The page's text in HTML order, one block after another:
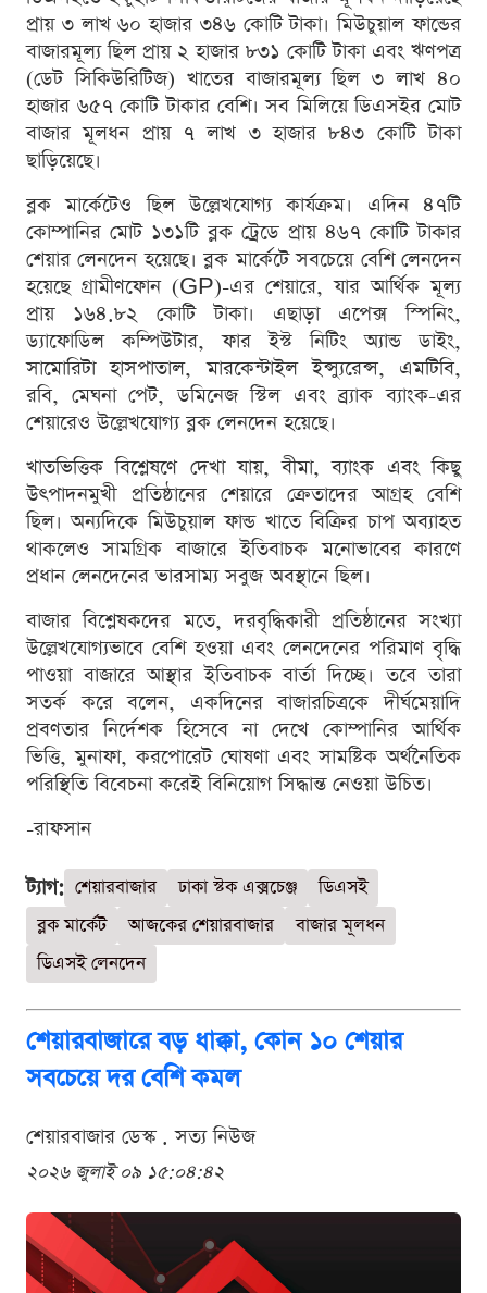
প্রায় ৩ লাখ ৬০ হাজার ৩৪৬ কোটি টাকা। মিউচুয়াল ফান্ডের
বাজারমূল্য ছিল প্রায় ২ হাজার ৮৩১ কোটি টাকা এবং ঋণপত্র
(ডেট সিকিউরিটিজ) খাতের বাজারমূল্য ছিল ৩ লাখ ৪০
হাজার ৬৫৭ কোটি টাকার বেশি। সব মিলিয়ে ডিএসইর মোট
বাজার মূলধন প্রায় ৭ লাখ ৩ হাজার ৮৪৩ কোটি টাকা
ছাড়িয়েছে।
ব্লক মার্কেটেও ছিল উল্লেখযোগ্য কার্যক্রম। এদিন ৪৭টি
কোম্পানির মোট ১৩১টি ব্লক ট্রেডে প্রায় ৪৬৭ কোটি টাকার
শেয়ার লেনদেন হয়েছে। ব্লক মার্কেটে সবচেয়ে বেশি লেনদেন
হয়েছে গ্রামীণফোন (GP)-এর শেয়ারে, যার আর্থিক মূল্য
প্রায় ১৬৪.৮২ কোটি টাকা। এছাড়া এপেক্স স্পিনিং,
ড্যাফোডিল কম্পিউটার, ফার ইস্ট নিটিং অ্যান্ড ডাইং,
সামোরিটা হাসপাতাল, মারকেন্টাইল ইন্স্যুরেন্স, এমটিবি,
রবি, মেঘনা পেট, ডমিনেজ স্টিল এবং ব্র্যাক ব্যাংক-এর
শেয়ারেও উল্লেখযোগ্য ব্লক লেনদেন হয়েছে।
খাতভিত্তিক বিশ্লেষণে দেখা যায়, বীমা, ব্যাংক এবং কিছু
উৎপাদনমুখী প্রতিষ্ঠানের শেয়ারে ক্রেতাদের আগ্রহ বেশি
ছিল। অন্যদিকে মিউচুয়াল ফান্ড খাতে বিক্রির চাপ অব্যাহত
থাকলেও সামগ্রিক বাজারে ইতিবাচক মনোভাবের কারণে
প্রধান লেনদেনের ভারসাম্য সবুজ অবস্থানে ছিল।
বাজার বিশ্লেষকদের মতে, দরবৃদ্ধিকারী প্রতিষ্ঠানের সংখ্যা
উল্লেখযোগ্যভাবে বেশি হওয়া এবং লেনদেনের পরিমাণ বৃদ্ধি
পাওয়া বাজারে আস্থার ইতিবাচক বার্তা দিচ্ছে। তবে তারা
সতর্ক করে বলেন, একদিনের বাজারচিত্রকে দীর্ঘমেয়াদি
প্রবণতার নির্দেশক হিসেবে না দেখে কোম্পানির আর্থিক
ভিত্তি, মুনাফা, করপোরেট ঘোষণা এবং সামষ্টিক অর্থনৈতিক
পরিস্থিতি বিবেচনা করেই বিনিয়োগ সিদ্ধান্ত নেওয়া উচিত।
-রাফসান
ট্যাগ: শেয়ারবাজার ঢাকা স্টক এক্সচেঞ্জ
ডিএসই
ব্লক মার্কেট
আজকের শেয়ারবাজার
বাজার মূলধন
ডিএসই লেনদেন
শেয়ারবাজারে বড় ধাক্কা, কোন ১০ শেয়ার
সবচেয়ে দর বেশি কমল
শেয়ারবাজার ডেস্ক . সত্য নিউজ
২০২৬ জুলাই ০৯ ১৫:০৪:৪২